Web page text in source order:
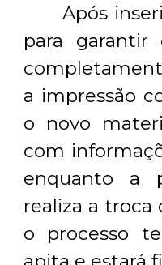
Após
para
a impressão
o novo
com
enquanto a
realiza a troca
o processo